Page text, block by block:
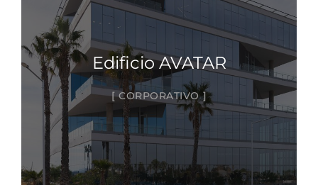
Edificio AVATAR
CORPORATIVO